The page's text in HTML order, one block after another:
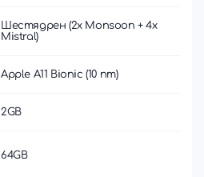
Шестядрен (2x Monsoon + 4x
Mistral)
Apple A11 Bionic (10 nm)
2GB
64GB